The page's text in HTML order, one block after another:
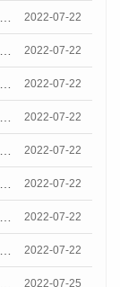
7月20日《央广网客户端》报道我院与社会科学文献出版社联合发布《广州蓝皮书：广州城乡融合发展报告(2022)》的媒体文章 2022-07-22
7月20日《经济日报新闻客户端》报道我院与社会科学文献出版社联合发布《广州蓝皮书：广州城乡融合发展报告(2022)》的媒体文章 2022-07-22
7月20日《湾区财经》报道我院与社会科学文献出版社联合发布《广州蓝皮书：广州城乡融合发展报告(2022)》的媒体文章 2022-07-22
7月19日《天目新闻》报道我院与社会科学文献出版社联合发布《广州蓝皮书：广州城乡融合发展报告(2022)》的媒体文章 2022-07-22
7月19日《光明日报》报道我院与社会科学文献出版社联合发布《广州蓝皮书：广州城乡融合发展报告(2022)》的媒体文章 2022-07-22
7月19日《羊城晚报》报道我院与社会科学文献出版社联合发布《广州蓝皮书：广州城乡融合发展报告(2022)》的媒体文章 2022-07-22
7月21日《新快报》报道我院与社会科学文献出版社联合发布《广州蓝皮书：广州城乡融合发展报告(2022)》的媒体文章 2022-07-22
7月19日《中国社会科学网》报道我院与社会科学文献出版社联合发布《广州蓝皮书：广州城乡融合发展报告(2022)》的媒体文章 2022-07-22
7月20日《广州日报》报道我院与社会科学文献出版社联合发布《广州蓝皮书：广州城乡融合发展报告(2022)》的媒体文章 2022-07-25